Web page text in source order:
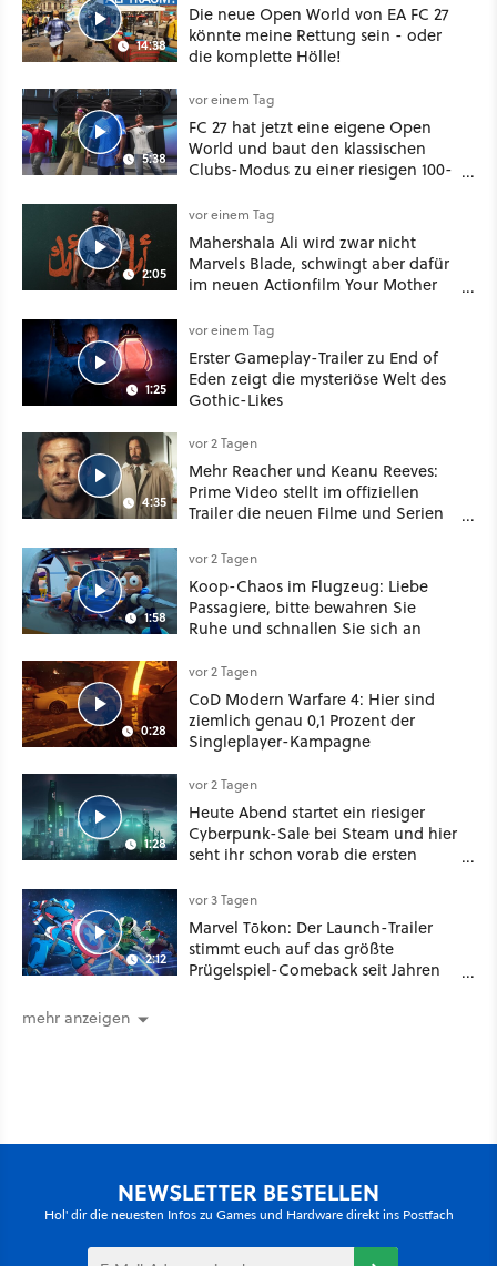
14:38
Die neue Open World von EA FC 27
könnte meine Rettung sein - oder
die komplette Hölle!
5:38
vor einem Tag
FC 27 hat jetzt eine eigene Open
World und baut den klassischen
Clubs-Modus zu einer riesigen 100-
2:05
vor einem Tag
Mahershala Ali wird zwar nicht
Marvels Blade, schwingt aber dafür
im neuen Actionfilm Your Mother
Schwert
1:25
vor einem Tag
Erster Gameplay-Trailer zu End of
Eden zeigt die mysteriöse Welt des
Gothic-Likes
4:35
vor 2 Tagen
Mehr Reacher und Keanu Reeves:
Prime Video stellt im offiziellen
Trailer die neuen Filme und Serien
1:58
vor 2 Tagen
Koop-Chaos im Flugzeug: Liebe
Passagiere, bitte bewahren Sie
Ruhe und schnallen Sie sich an
0:28
vor 2 Tagen
CoD Modern Warfare 4: Hier sind
ziemlich genau 0,1 Prozent der
Singleplayer-Kampagne
1:28
vor 2 Tagen
Heute Abend startet ein riesiger
Cyberpunk-Sale bei Steam und hier
seht ihr schon vorab die ersten
2:12
vor 3 Tagen
Marvel Tōkon: Der Launch-Trailer
stimmt euch auf das größte
Prügelspiel-Comeback seit Jahren
mehr anzeigen
NEWSLETTER BESTELLEN
Hol' dir die neuesten Infos zu Games und Hardware direkt ins Postfach